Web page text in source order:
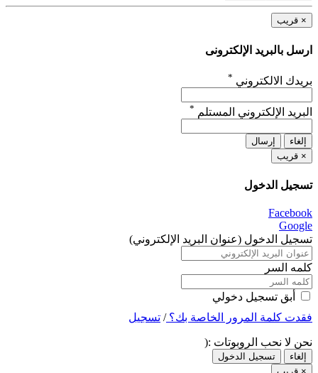
× قريب
ارسل بالبريد الإلكترونى
بريدك الالكتروني *
البريد الإلكتروني المستلم *
إلغاء
إرسال
× قريب
تسجيل الدخول
Facebook
Google
تسجيل الدخول (عنوان البريد الإلكتروني)
كلمه السر
أبق تسجيل دخولي
فقدت كلمة المرور الخاصة بك؟/ تسجيل
نحن لا نحب الروبوتات :(
إلغاء
تسجيل الدخول